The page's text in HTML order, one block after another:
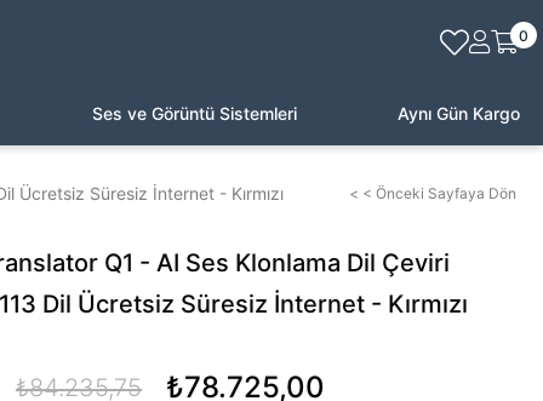
0
Ses ve Görüntü Sistemleri Aynı Gün Kargo
Ücretsiz Süresiz İnternet - Kırmızı < < Önceki Sayfaya Dön
Q1 - AI Ses Klonlama Dil Çeviri
Dil Ücretsiz Süresiz İnternet - Kırmızı
₺84.235,75 ₺78.725,00